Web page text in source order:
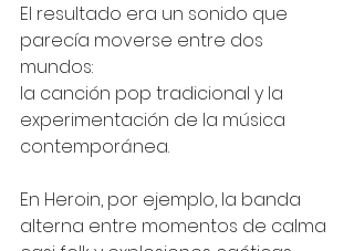
El resultado era un sonido que
parecía moverse entre dos
mundos:
la canción pop tradicional y la
experimentación de la música
contemporánea.
En Heroin, por ejemplo, la banda
alterna entre momentos de calma